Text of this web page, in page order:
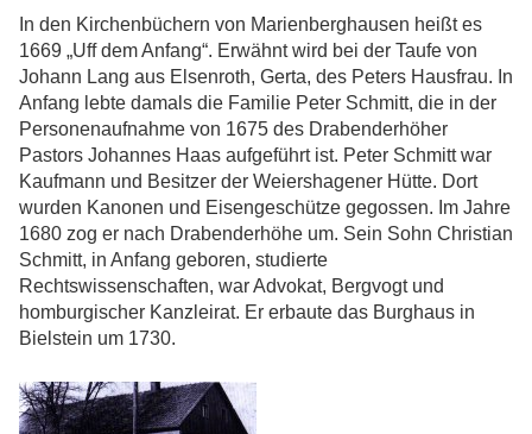
In den Kirchenbüchern von Marienberghausen heißt es
1669 „Uff dem Anfang“. Erwähnt wird bei der Taufe von
Johann Lang aus Elsenroth, Gerta, des Peters Hausfrau. In
Anfang lebte damals die Familie Peter Schmitt, die in der
Personenaufnahme von 1675 des Drabenderhöher
Pastors Johannes Haas aufgeführt ist. Peter Schmitt war
Kaufmann und Besitzer der Weiershagener Hütte. Dort
wurden Kanonen und Eisengeschütze gegossen. Im Jahre
1680 zog er nach Drabenderhöhe um. Sein Sohn Christian
Schmitt, in Anfang geboren, studierte
Rechtswissenschaften, war Advokat, Bergvogt und
homburgischer Kanzleirat. Er erbaute das Burghaus in
Bielstein um 1730.